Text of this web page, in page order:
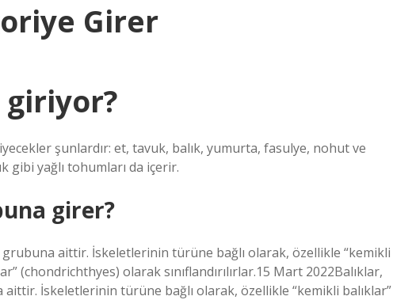
Girer
giriyor?
şunlardır: et, tavuk, balık, yumurta, fasulye, nohut ve
gibi yağlı tohumları da içerir.
girer?
grubuna aittir. İskeletlerinin türüne bağlı olarak, özellikle “kemikli
(chondrichthyes) olarak sınıflandırılırlar.15 Mart 2022Balıklar,
İskeletlerinin türüne bağlı olarak, özellikle “kemikli balıklar”